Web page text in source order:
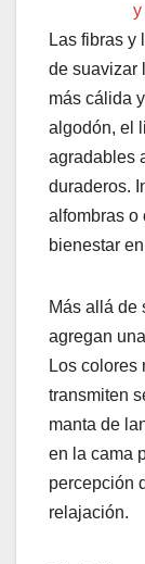
y
Las fibras y
de suavizar
más cálida
algodón, el
agradables
duraderos.
alfombras o
bienestar
Más allá de
agregan
Los colores
transmiten
manta de
en la cama
percepción
relajación.